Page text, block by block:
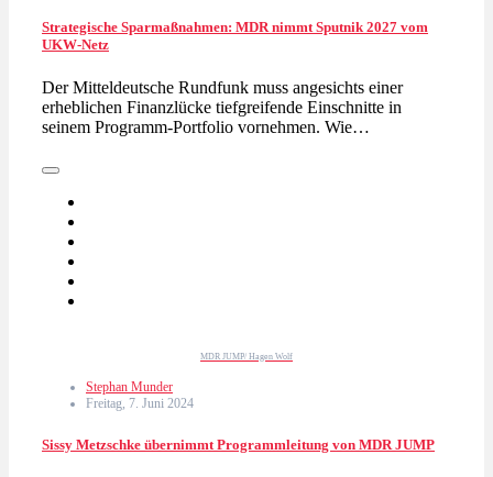
Strategische Sparmaßnahmen: MDR nimmt Sputnik 2027 vom
UKW-Netz
Der Mitteldeutsche Rundfunk muss angesichts einer
erheblichen Finanzlücke tiefgreifende Einschnitte in
seinem Programm-Portfolio vornehmen. Wie…
MDR JUMP/ Hagen Wolf
Stephan Munder
Freitag, 7. Juni 2024
Sissy Metzschke übernimmt Programmleitung von MDR JUMP